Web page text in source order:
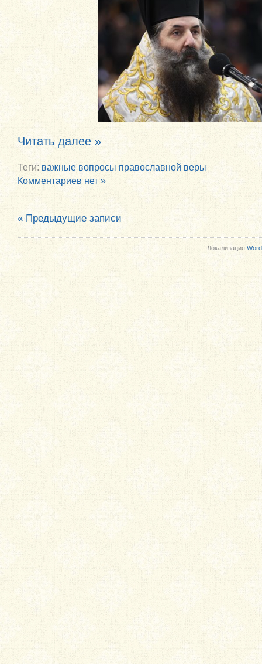
Читать далее »
Теги: важные вопросы православной веры
Комментариев нет »
« Предыдущие записи
Локализация